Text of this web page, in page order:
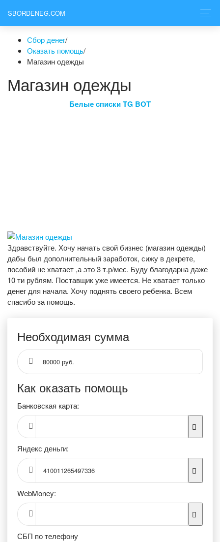
SBORDENEG.COM
Сбор денег/
Оказать помощь/
Магазин одежды
Магазин одежды
Белые списки TG BOT
Здравствуйте. Хочу начать свой бизнес (магазин одежды)
дабы был дополнительный заработок, сижу в декрете,
пособий не хватает ,а это 3 т.р/мес. Буду благодарна даже
10 ти рублям. Поставщик уже имеется. Не хватает только
денег для начала. Хочу поднять своего ребенка. Всем
спасибо за помощь.
Необходимая сумма
80000 руб.
Как оказать помощь
Банковская карта:
Яндекс деньги:
410011265497336
WebMoney:
СБП по телефону